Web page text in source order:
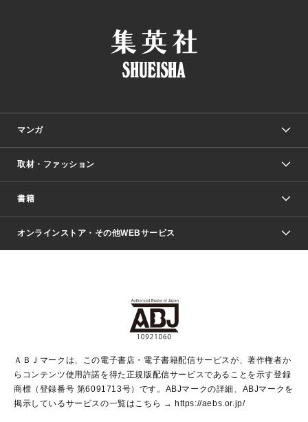
マンガ
少年マンガ
Vジャンプ
ジャンプルーキー！
ジャンプTOON
S-MANGA
週刊ヤングジャンプ
ウルトラジャンプ
少女マンガ
リマコミ＋
マンガMeets
月刊オフィスユー
取材・ファッション
Seventeen
LEE
Marisol
芸能・情報・スポーツ
パラスポ＋！
書籍
文芸・文庫・総合
青春と読書
アジア人物史
集英社新書
集英社新書プラス
よみタイ
ライトノベル・ノベライズ
集英社Webマガジン Cobalt
集英社オレンジ文庫
シフォン文庫
集英社みらい文庫
S-KIDS.LAND
オンラインストア・その他WEBサービス
SHUEISHA MANGA-ART HERITAGE
HAPPY PLUS STORE
shueisha vox
EDITOR'S LAB
ＡＢＪマークは、この電子書店・電子書籍配信サービスが、著作権者か
らコンテンツ使用許諾を得た正規版配信サービスであることを示す登録
商標（登録番号 第6091713号）です。ABJマークの詳細、ABJマークを
掲示しているサービスの一覧はこちら → https://aebs.or.jp/